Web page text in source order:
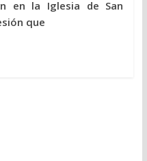
en la Iglesia de San
que